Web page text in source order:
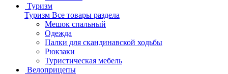
Туризм
Туризм Все товары раздела
Мешок спальный
Одежда
Палки для скандинавской ходьбы
Рюкзаки
Туристическая мебель
Велоприцепы